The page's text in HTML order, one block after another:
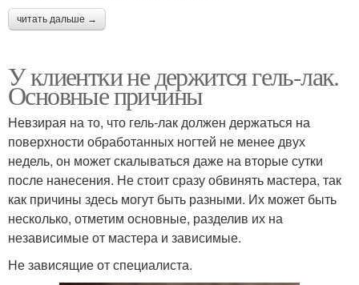
читать дальше →
У клиентки не держится гель-лак.
Основные причины
Невзирая на то, что гель-лак должен держаться на
поверхности обработанных ногтей не менее двух
недель, он может скалываться даже на вторые сутки
после нанесения. Не стоит сразу обвинять мастера, так
как причины здесь могут быть разными. Их может быть
несколько, отметим основные, разделив их на
независимые от мастера и зависимые.
Не зависящие от специалиста.